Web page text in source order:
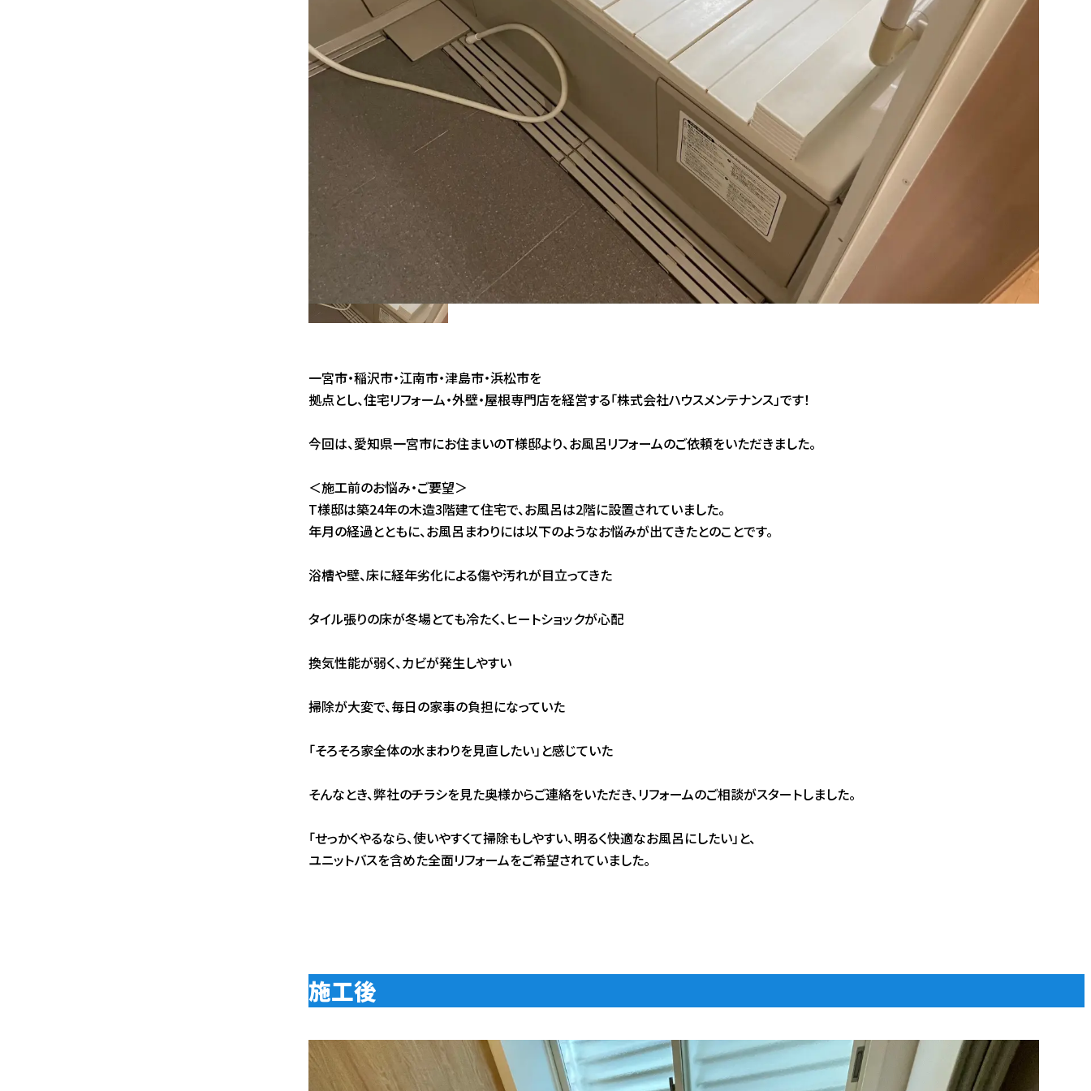
一宮市・稲沢市・江南市・津島市・浜松市を
拠点とし、住宅リフォーム・外壁・屋根専門店を経営する「株式会社ハウスメンテナンス」です！
今回は、愛知県一宮市にお住まいのT様邸より、お風呂リフォームのご依頼をいただきました。
＜施工前のお悩み・ご要望＞
T様邸は築24年の木造3階建て住宅で、お風呂は2階に設置されていました。
年月の経過とともに、お風呂まわりには以下のようなお悩みが出てきたとのことです。
浴槽や壁、床に経年劣化による傷や汚れが目立ってきた
タイル張りの床が冬場とても冷たく、ヒートショックが心配
換気性能が弱く、カビが発生しやすい
掃除が大変で、毎日の家事の負担になっていた
「そろそろ家全体の水まわりを見直したい」と感じていた
そんなとき、弊社のチラシを見た奥様からご連絡をいただき、リフォームのご相談がスタートしました。
「せっかくやるなら、使いやすくて掃除もしやすい、明るく快適なお風呂にしたい」と、
ユニットバスを含めた全面リフォームをご希望されていました。
施工後